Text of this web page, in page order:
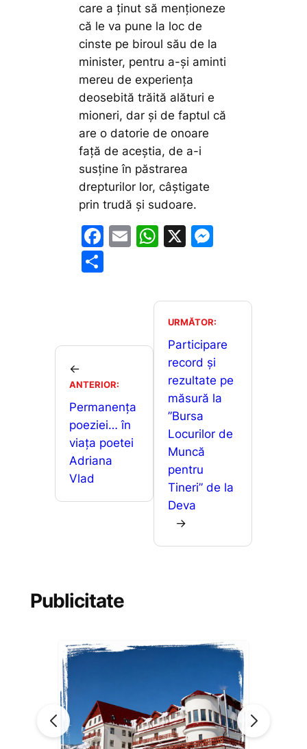
care a ținut să menționeze
că le va pune la loc de
cinste pe biroul său de la
minister, pentru a-și aminti
mereu de experiența
deosebită trăită alături e
mioneri, dar și de faptul că
are o datorie de onoare
față de aceștia, de a-i
susține în păstrarea
drepturilor lor, câștigate
prin trudă și sudoare.
F
o
k
E
W
s
A
p
p
X
s
e
n
g
er
a
ă
←
ANTERIOR:
Permanența
poeziei… în
viața poetei
Adriana
Vlad
URMĂTOR:
Participare
record și
rezultate pe
măsură la
”Bursa
Locurilor de
Muncă
pentru
Tineri” de la
Deva
→
Publicitate